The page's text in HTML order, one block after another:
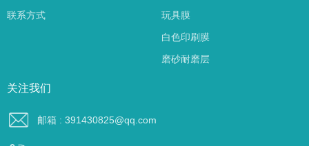
联系方式
玩具膜
白色印刷膜
磨砂耐磨层
关注我们
邮箱 : 391430825@qq.com